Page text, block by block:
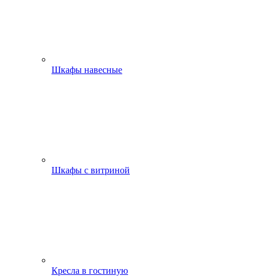
Шкафы навесные
Шкафы с витриной
Кресла в гостиную